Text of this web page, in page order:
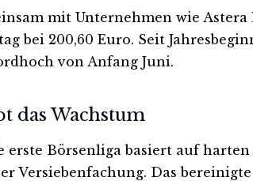
mit Unternehmen wie
bei 200,60 Euro. Seit
von Anfang Juni.
das Wachstum
erste Börsenliga basiert auf
Versiebenfachung. Das